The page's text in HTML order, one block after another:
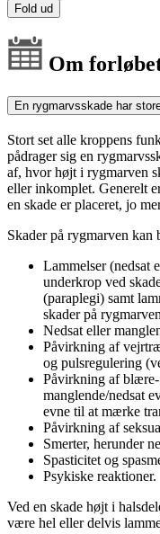
Fold ud
Om
En rygmarvsskade har
Stort set alle kroppens
pådrager sig en
af, hvor højt i rygmarven
eller inkomplet. Generelt
en skade er placeret, jo
Skader på rygmarven kan
Lammelser (nedsat
underkrop ved
(paraplegi) samt
skader på
Nedsat eller
Påvirkning af
og pulsregulering
Påvirkning af
manglende/nedsat
evne til at mærke
Påvirkning af
Smerter, herunder
Spasticitet og
Psykiske reaktioner.
Ved en skade højt i
være hel eller delvis